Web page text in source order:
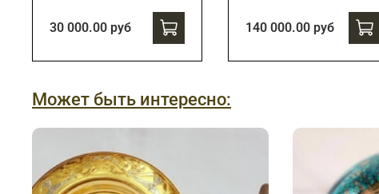
30 000.00 руб 140 000.00 руб
Может быть интересно: